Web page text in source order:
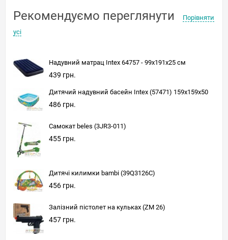
Рекомендуємо переглянути
Порівняти
усі
Надувний матрац Intex 64757 - 99х191х25 см
439 грн.
Дитячий надувний басейн Intex (57471) 159x159x50
486 грн.
Самокат beles (3JR3-011)
455 грн.
Дитячі килимки bambi (39Q3126C)
456 грн.
Залізний пістолет на кульках (ZM 26)
457 грн.